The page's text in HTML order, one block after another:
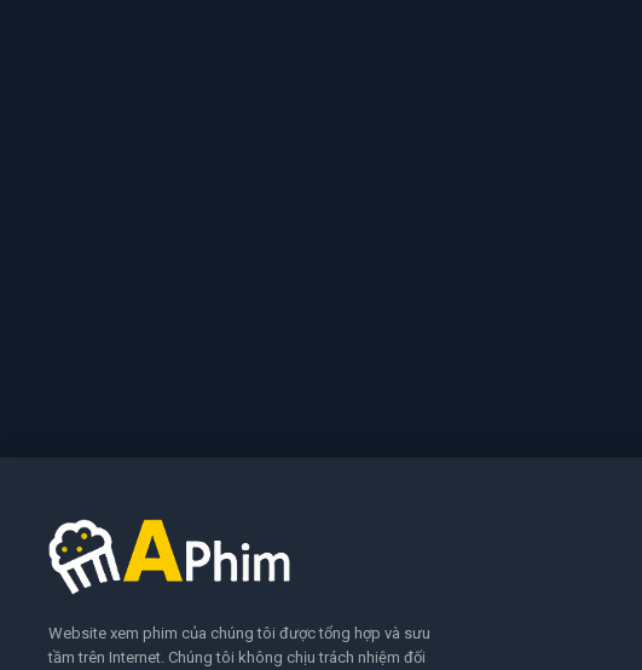
Website xem phim của chúng tôi được tổng hợp và sưu
tầm trên Internet. Chúng tôi không chịu trách nhiệm đối